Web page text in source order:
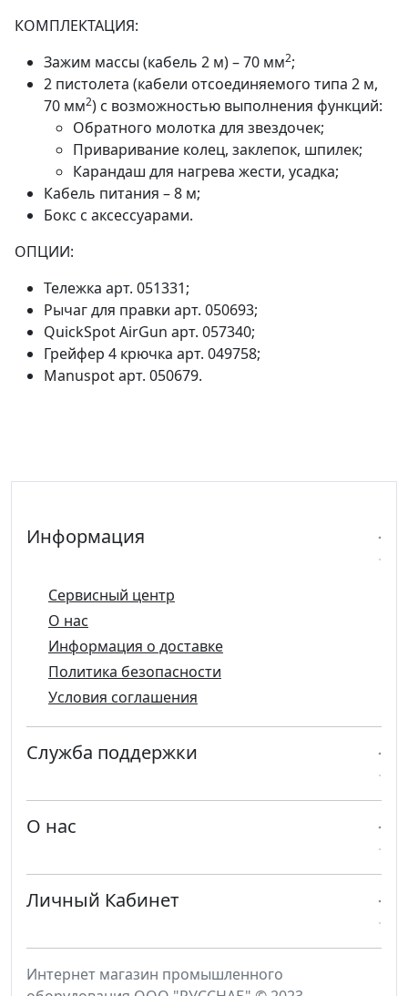
КОМПЛЕКТАЦИЯ:
Зажим массы (кабель 2 м) – 70 мм2;
2 пистолета (кабели отсоединяемого типа 2 м,
70 мм2) с возможностью выполнения функций:
Обратного молотка для звездочек;
Приваривание колец, заклепок, шпилек;
Карандаш для нагрева жести, усадка;
Кабель питания – 8 м;
Бокс с аксессуарами.
ОПЦИИ:
Тележка арт. 051331;
Рычаг для правки арт. 050693;
QuickSpot AirGun арт. 057340;
Грейфер 4 крючка арт. 049758;
Manuspot арт. 050679.
Информация
Сервисный центр
О нас
Информация о доставке
Политика безопасности
Условия соглашения
Служба поддержки
О нас
Личный Кабинет
Интернет магазин промышленного